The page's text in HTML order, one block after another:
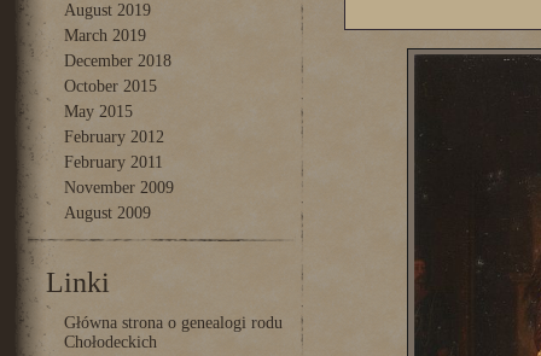
August 2019
March 2019
December 2018
October 2015
May 2015
February 2012
February 2011
November 2009
August 2009
Linki
Główna strona o genealogi rodu
Chołodeckich